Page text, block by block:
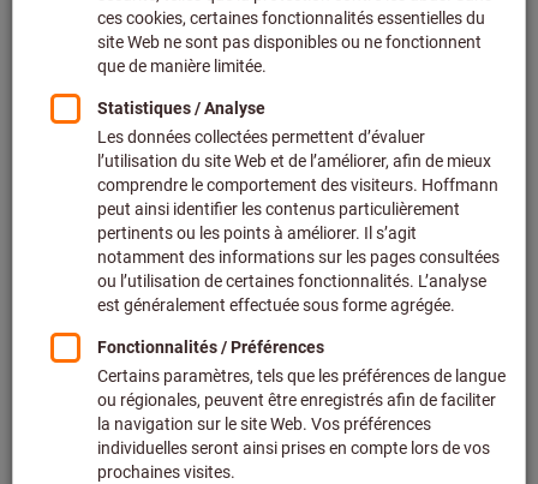
Cliquer pour agrandir l’image
Prix par 1 Unité
+ TVA en vigueur
Prix et frais de livraison
Prix personnalisés pour les clients professionnels après
connexion.